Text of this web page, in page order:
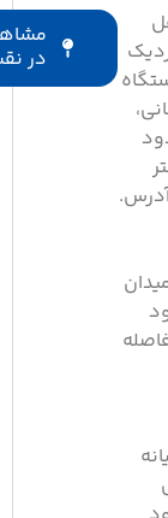
مشاهده
در نقشه